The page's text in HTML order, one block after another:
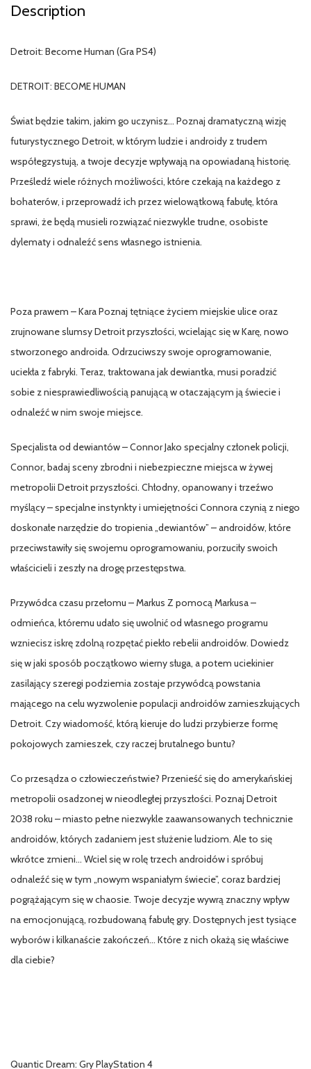
Description
Detroit: Become Human (Gra PS4)
DETROIT: BECOME HUMAN
Świat będzie takim, jakim go uczynisz… Poznaj dramatyczną wizję
futurystycznego Detroit, w którym ludzie i androidy z trudem
współegzystują, a twoje decyzje wpływają na opowiadaną historię.
Prześledź wiele różnych możliwości, które czekają na każdego z
bohaterów, i przeprowadź ich przez wielowątkową fabułę, która
sprawi, że będą musieli rozwiązać niezwykle trudne, osobiste
dylematy i odnaleźć sens własnego istnienia.
Poza prawem – Kara Poznaj tętniące życiem miejskie ulice oraz
zrujnowane slumsy Detroit przyszłości, wcielając się w Karę, nowo
stworzonego androida. Odrzuciwszy swoje oprogramowanie,
uciekła z fabryki. Teraz, traktowana jak dewiantka, musi poradzić
sobie z niesprawiedliwością panującą w otaczającym ją świecie i
odnaleźć w nim swoje miejsce.
Specjalista od dewiantów – Connor Jako specjalny członek policji,
Connor, badaj sceny zbrodni i niebezpieczne miejsca w żywej
metropolii Detroit przyszłości. Chłodny, opanowany i trzeźwo
myślący – specjalne instynkty i umiejętności Connora czynią z niego
doskonałe narzędzie do tropienia „dewiantów” – androidów, które
przeciwstawiły się swojemu oprogramowaniu, porzuciły swoich
właścicieli i zeszły na drogę przestępstwa.
Przywódca czasu przełomu – Markus Z pomocą Markusa –
odmieńca, któremu udało się uwolnić od własnego programu
wzniecisz iskrę zdolną rozpętać piekło rebelii androidów. Dowiedz
się w jaki sposób początkowo wierny sługa, a potem uciekinier
zasilający szeregi podziemia zostaje przywódcą powstania
mającego na celu wyzwolenie populacji androidów zamieszkujących
Detroit. Czy wiadomość, którą kieruje do ludzi przybierze formę
pokojowych zamieszek, czy raczej brutalnego buntu?
Co przesądza o człowieczeństwie? Przenieść się do amerykańskiej
metropolii osadzonej w nieodległej przyszłości. Poznaj Detroit
2038 roku – miasto pełne niezwykle zaawansowanych technicznie
androidów, których zadaniem jest służenie ludziom. Ale to się
wkrótce zmieni… Wciel się w rolę trzech androidów i spróbuj
odnaleźć się w tym „nowym wspaniałym świecie”, coraz bardziej
pogrążającym się w chaosie. Twoje decyzje wywrą znaczny wpływ
na emocjonującą, rozbudowaną fabułę gry. Dostępnych jest tysiące
wyborów i kilkanaście zakończeń… Które z nich okażą się właściwe
dla ciebie?
Quantic Dream: Gry PlayStation 4